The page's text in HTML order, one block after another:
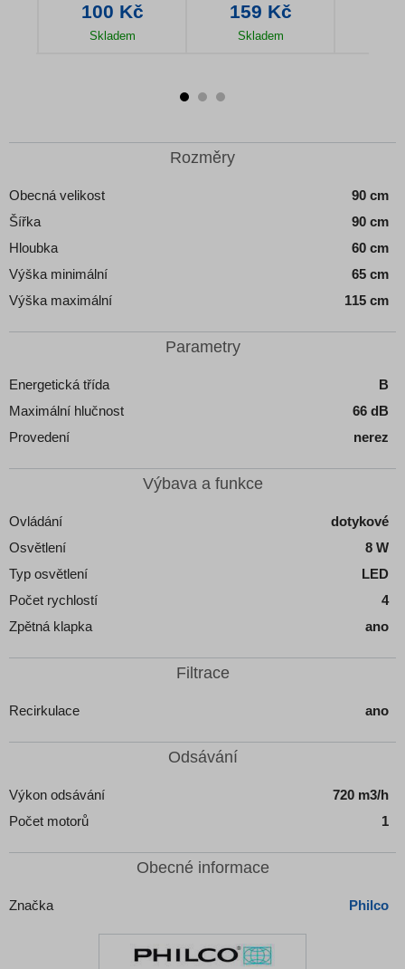
100 Kč
Skladem
159 Kč
Skladem
Rozměry
Obecná velikost
90 cm
Šířka
90 cm
Hloubka
60 cm
Výška minimální
65 cm
Výška maximální
115 cm
Parametry
Energetická třída
B
Maximální hlučnost
66 dB
Provedení
nerez
Výbava a funkce
Ovládání
dotykové
Osvětlení
8 W
Typ osvětlení
LED
Počet rychlostí
4
Zpětná klapka
ano
Filtrace
Recirkulace ano
Odsávání
Výkon odsávání
720 m3/h
Počet motorů
1
Obecné informace
Značka Philco